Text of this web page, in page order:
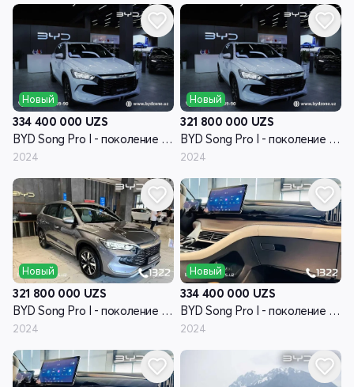
Новый
334 400 000 UZS
BYD Song Pro I - поколение рестайлинг
2024
Новый
321 800 000 UZS
BYD Song Pro I - поколение рестайлинг
2024
Новый
321 800 000 UZS
BYD Song Pro I - поколение рестайлинг
2024
Новый
334 400 000 UZS
BYD Song Pro I - поколение рестайлинг
2024